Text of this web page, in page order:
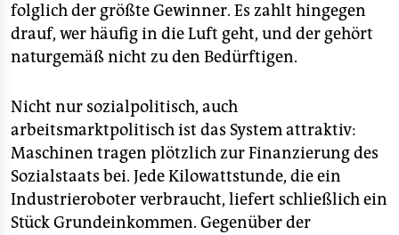
folglich der größte Gewinner. Es zahlt hingegen
drauf, wer häufig in die Luft geht, und der gehört
naturgemäß nicht zu den Bedürftigen.
Nicht nur sozialpolitisch, auch
arbeitsmarktpolitisch ist das System attraktiv:
Maschinen tragen plötzlich zur Finanzierung des
Sozialstaats bei. Jede Kilowattstunde, die ein
Industrieroboter verbraucht, liefert schließlich ein
Stück Grundeinkommen. Gegenüber der